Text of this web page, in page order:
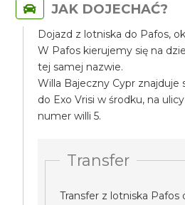
JAK DOJECHAĆ?
Dojazd z lotniska do Pafos,
W Pafos kierujemy się na
tej samej nazwie.
Willa Bajeczny Cypr znajduje
do Exo Vrisi w środku, na
numer willi 5.
Transfer
Transfer z lotniska Pafos